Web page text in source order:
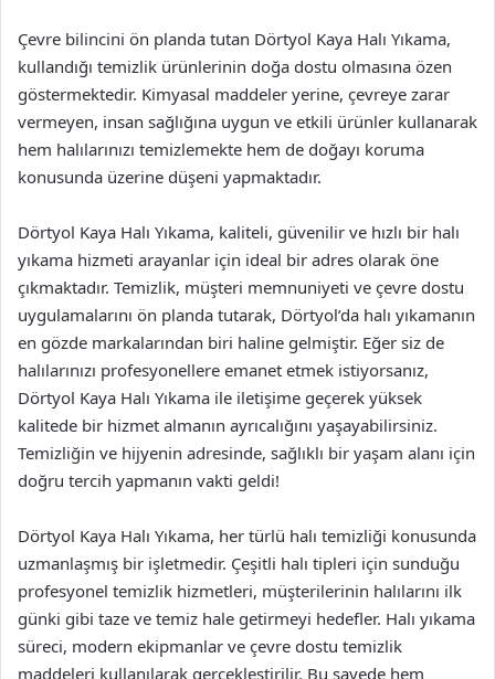
Çevre bilincini ön planda tutan Dörtyol Kaya Halı Yıkama,
kullandığı temizlik ürünlerinin doğa dostu olmasına özen
göstermektedir. Kimyasal maddeler yerine, çevreye zarar
vermeyen, insan sağlığına uygun ve etkili ürünler kullanarak
hem halılarınızı temizlemekte hem de doğayı koruma
konusunda üzerine düşeni yapmaktadır.
Dörtyol Kaya Halı Yıkama, kaliteli, güvenilir ve hızlı bir halı
yıkama hizmeti arayanlar için ideal bir adres olarak öne
çıkmaktadır. Temizlik, müşteri memnuniyeti ve çevre dostu
uygulamalarını ön planda tutarak, Dörtyol’da halı yıkamanın
en gözde markalarından biri haline gelmiştir. Eğer siz de
halılarınızı profesyonellere emanet etmek istiyorsanız,
Dörtyol Kaya Halı Yıkama ile iletişime geçerek yüksek
kalitede bir hizmet almanın ayrıcalığını yaşayabilirsiniz.
Temizliğin ve hijyenin adresinde, sağlıklı bir yaşam alanı için
doğru tercih yapmanın vakti geldi!
Dörtyol Kaya Halı Yıkama, her türlü halı temizliği konusunda
uzmanlaşmış bir işletmedir. Çeşitli halı tipleri için sunduğu
profesyonel temizlik hizmetleri, müşterilerinin halılarını ilk
günki gibi taze ve temiz hale getirmeyi hedefler. Halı yıkama
süreci, modern ekipmanlar ve çevre dostu temizlik
maddeleri kullanılarak gerçekleştirilir. Bu sayede hem